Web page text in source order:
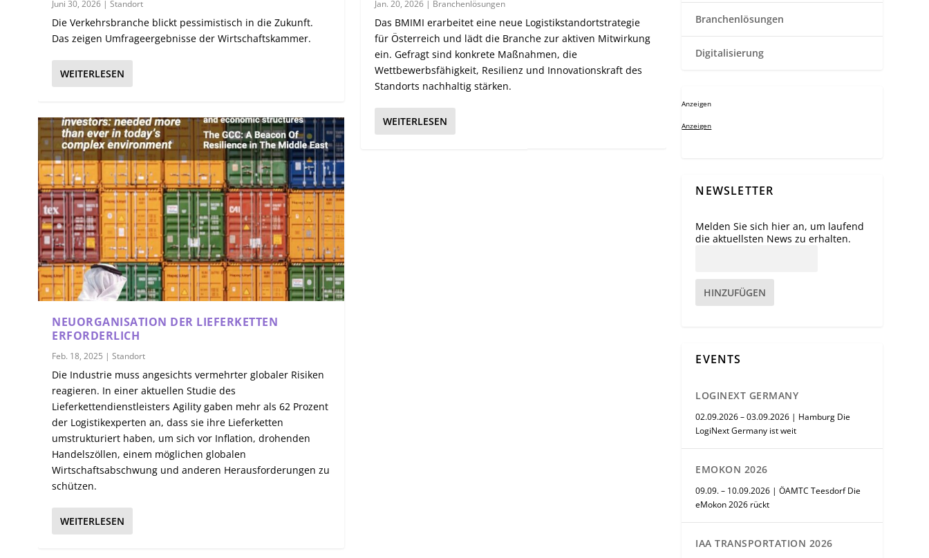
Juni 30, 2026 |Standort
Die Verkehrsbranche blickt pessimistisch in die Zukunft.
Das zeigen Umfrageergebnisse der Wirtschaftskammer.
WEITERLESEN
NEUORGANISATION DER LIEFERKETTEN
ERFORDERLICH
Feb. 18, 2025 |Standort
Die Industrie muss angesichts vermehrter globaler Risiken
reagieren. In einer aktuellen Studie des
Lieferkettendienstleisters Agility gaben mehr als 62 Prozent
der Logistikexperten an, dass sie ihre Lieferketten
umstrukturiert haben, um sich vor Inflation, drohenden
Handelszöllen, einem möglichen globalen
Wirtschaftsabschwung und anderen Herausforderungen zu
schützen.
WEITERLESEN
Jan. 20, 2026| Branchenlösungen
Das BMIMI erarbeitet eine neue Logistikstandortstrategie
für Österreich und lädt die Branche zur aktiven Mitwirkung
ein. Gefragt sind konkrete Maßnahmen, die
Wettbewerbsfähigkeit, Resilienz und Innovationskraft des
Standorts nachhaltig stärken.
WEITERLESEN
Branchenlösungen
Digitalisierung
Anzeigen
Anzeigen
NEWSLETTER
Melden Sie sich hier an, um laufend
die aktuellsten News zu erhalten.
HINZUFÜGEN
EVENTS
LOGINEXT GERMANY
02.09.2026 – 03.09.2026 | Hamburg Die
LogiNext Germany ist weit
EMOKON 2026
09.09. – 10.09.2026 | ÖAMTC Teesdorf Die
eMokon 2026 rückt
IAA TRANSPORTATION 2026